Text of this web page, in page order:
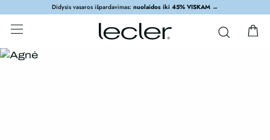
Didysis vasaros išpardavimas: nuolaidos iki 45% VISKAM →